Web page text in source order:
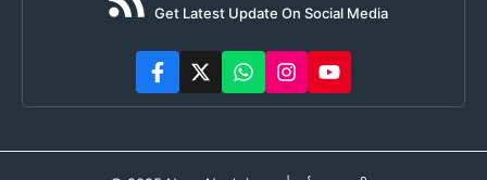
Get Latest Update On Social Media